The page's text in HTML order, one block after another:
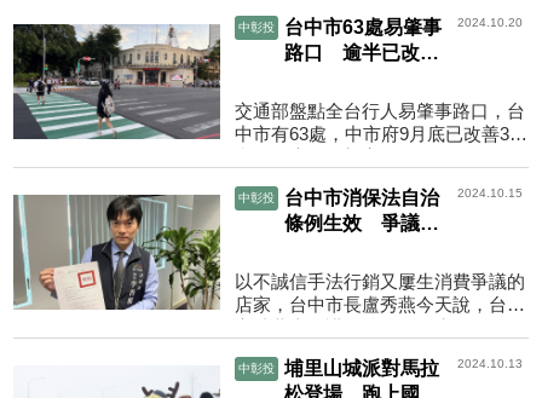
預算及發行，市府有義...
中彰投
台中市63處易肇事
路口 逾半已改善
2024.10.20
交通部盤點全台行人易肇事路口，台
中市有63處，中市府9月底已改善32
線166處、標線型人行道...
中彰投
台中市消保法自治
條例生效 爭議店
2024.10.15
以不誠信手法行銷又屢生消費爭議的
店家，台中市長盧秀燕今天說，台中
或撕毀公告，最高可...
中彰投
埔里山城派對馬拉
松登場 跑上國道
2024.10.13